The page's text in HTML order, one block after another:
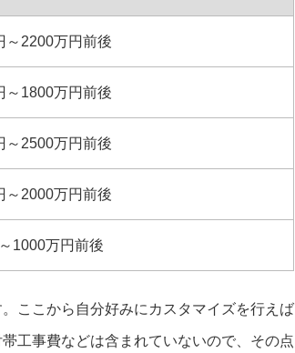
～2200万円前後
～1800万円前後
～2500万円前後
～2000万円前後
1000万円前後
ここから自分好みにカスタマイズを行えば
工事費などは含まれていないので、その点